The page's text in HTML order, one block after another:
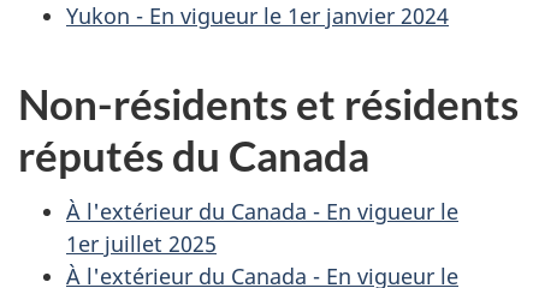
Yukon - En vigueur le 1er janvier 2024
Non-résidents et résidents
réputés du Canada
À l'extérieur du Canada - En vigueur le
1er juillet 2025
À l'extérieur du Canada - En vigueur le